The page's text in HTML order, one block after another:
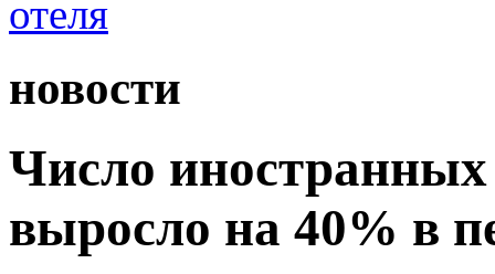
новости
Число иностранных
выросло на 40% в